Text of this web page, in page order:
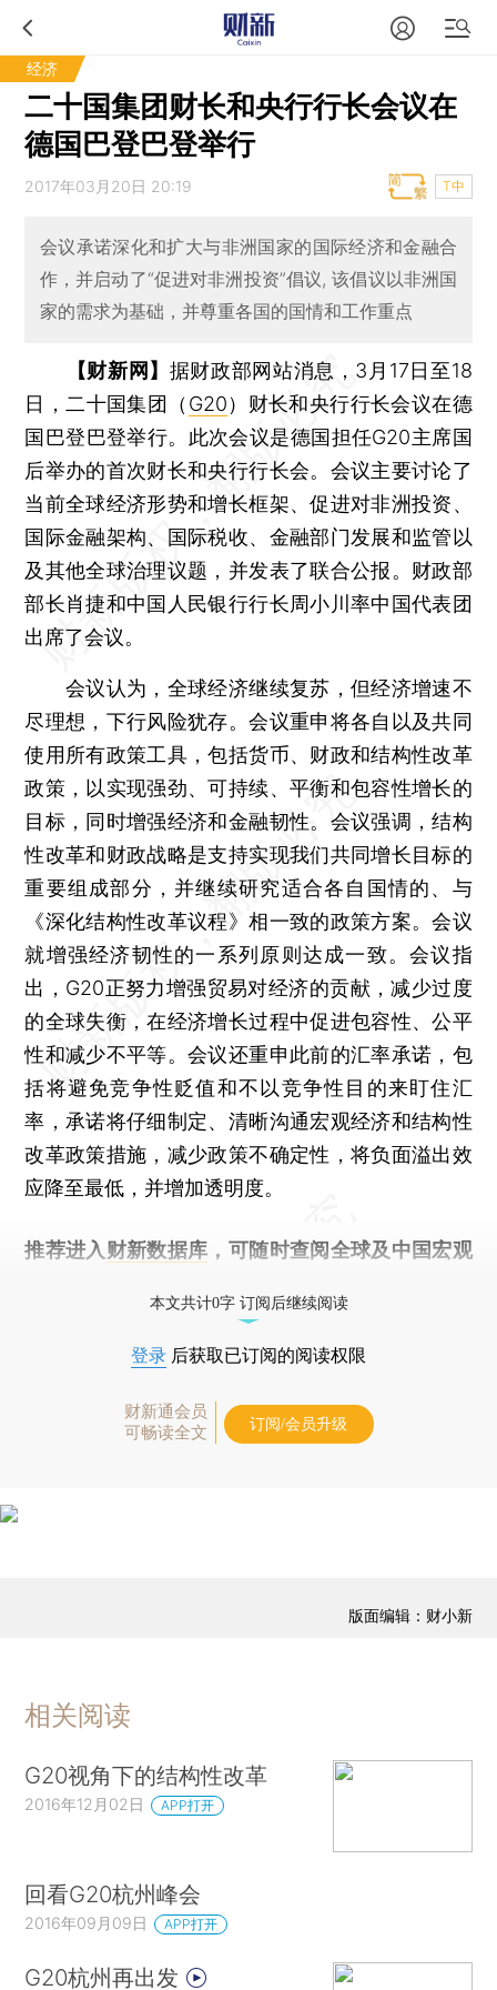
经济
二十国集团财长和央行行长会议在
德国巴登巴登举行
2017年03月20日 20:19 T中
会议承诺深化和扩大与非洲国家的国际经济和金融合
作，并启动了“促进对非洲投资”倡议, 该倡议以非洲国
家的需求为基础，并尊重各国的国情和工作重点
【财新网】 据财政部网站消息，3月17日至18
日，二十国集团（ G20）财长和央行行长会议在德
国巴登巴登举行。此次会议是德国担任G20主席国
后举办的首次财长和央行行长会。会议主要讨论了
当前全球经济形势和增长框架、促进对非洲投资、
国际金融架构、国际税收、金融部门发展和监管以
及其他全球治理议题，并发表了联合公报。财政部
部长肖捷和中国人民银行行长周小川率中国代表团
出席了会议。
会议认为，全球经济继续复苏，但经济增速不
尽理想，下行风险犹存。会议重申将各自以及共同
使用所有政策工具，包括货币、财政和结构性改革
政策，以实现强劲、可持续、平衡和包容性增长的
目标，同时增强经济和金融韧性。会议强调，结构
性改革和财政战略是支持实现我们共同增长目标的
重要组成部分，并继续研究适合各自国情的、与
《深化结构性改革议程》相一致的政策方案。会议
就增强经济韧性的一系列原则达成一致。会议指
出，G20正努力增强贸易对经济的贡献，减少过度
的全球失衡，在经济增长过程中促进包容性、公平
性和减少不平等。会议还重申此前的汇率承诺，包
括将避免竞争性贬值和不以竞争性目的来盯住汇
率，承诺将仔细制定、清晰沟通宏观经济和结构性
改革政策措施，减少政策不确定性，将负面溢出效
应降至最低，并增加透明度。
推荐进入 财新数据库 ，可随时查阅全球及中国宏观
本文共计0字 订阅后继续阅读
登录 后获取已订阅的阅读权限
财新通会员
可畅读全文
订阅/会员升级
版面编辑：财小新
相关阅读
G20视角下的结构性改革
2016年12月02日 APP打开
回看G20杭州峰会
2016年09月09日 APP打开
G20杭州再出发